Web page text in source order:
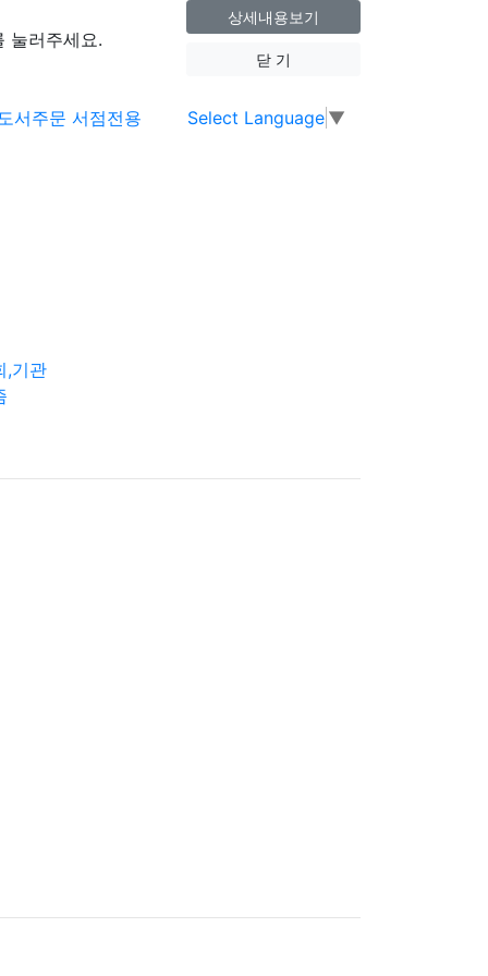
눌러주세요.
상세내용보기
닫 기
Select Language ▼
,기관